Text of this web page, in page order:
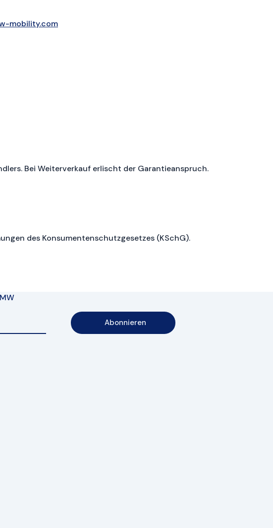
mobility.com
Bei Weiterverkauf erlischt der Garantieanspruch.
des Konsumentenschutzgesetzes (KSchG).
Abonnieren